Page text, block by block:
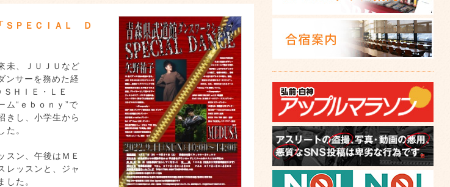
ＳＰＥＣＩＡＬ Ｄ
未、ＪＵＪＵなど
ンサーを務めた経
ＨＩＥ・ＬＥ
ム“ｅｂｏｎｙ”で
きし、小学生から
た。
スン、午後はＭＥ
レッスンと、ジャ
した。